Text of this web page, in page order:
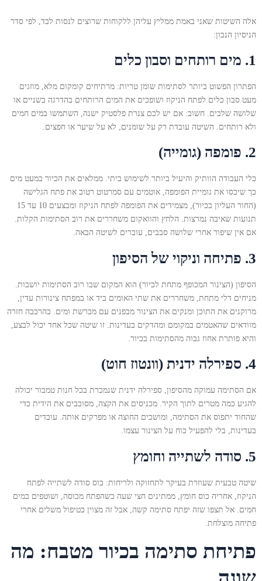
אלה השיטות שאני באמת ממליץ עליהן ללקוחות שרוצים לנסות לבד, לפי סדר
הניסיון הנכון:
1. מים רותחים וסבון כלים
הפתרון הפשוט ביותר לסתימות שומן טריות: מרתיחים קומקום מלא, מוזגים
מעט סבון כלים לפתח הניקוז ושופכים את המים הרותחים בהדרגה בשניים או
שלושה שלבים. חשוב: אם יש לכם צנרת פלסטיק ישנה, השתמשו במים חמים
ולא רותחים. השיטה עובדת רק על שומנים, לא על שיער או חפצים.
2. פומפה (גומייה)
כלי העבודה הוותיק והיעיל ביותר לשימוש ביתי. ממלאים את הכיור במעט מים
כך שיכסו את גומיית הפומפה, אוטמים עם סמרטוט רטוב את פתח הגלישה
(החור העליון בכיור), מצמידים את הפומפה לפתח הניקוז ומבצעים 10 עד 15
תנועות שאיבה נמרצות. הלחץ והוואקום משחררים את רוב הסתימות הקלות.
אם אין שיפור אחרי שלושה סבבים, עוברים לשיטה הבאה.
3. פתיחה וניקוי של הסיפון
הסיפון (הצינור המכופף מתחת לכיור) הוא המקום שבו רוב הסתימות יושבות.
מניחים דלי מתחת, משחררים את שתי האומים ביד או במפתח צינורות עדין,
מרוקנים את התוכן ומנקים את הצינור מבפנים עם מברשת ומים. בהרכבה חזרה
מוודאים שהאטמים במקומם ומהדקים בעדינות. זו שיטה שכל אחד יכול לבצע,
והיא פותרת אחוז גבוה מהסתימות בכיור.
4. ספירלה ידנית (וונטוז חוט)
אם הסתימה עמוקה מהסיפון, ספירלה ידנית שנמכרת בכל חנות טמבור יכולה
להגיע כמה מטרים לתוך הקיר. מכניסים את הקצה, מסובבים את הידית כדי
שהחוד יתפוס את הסתימה, ומושכים החוצה או מפרקים אותה. עובדים
בעדינות, בלי להפעיל כוח על הצינור עצמו.
5. סודה לשתייה וחומץ
שיטה טבעית שעוזרת בעיקר לתחזוקה ולריחות: כוס סודה לשתייה לפתח
הניקוז, אחריה כוס חומץ, ממתינים חצי שעה כשהפתח מכוסה, ושוטפים במים
חמים. אל תצפו שזה יפתח סתימה קשה, אבל זה מצוין כטיפול משלים אחרי
פתיחה מוצלחת.
פתיחת סתימה בכיור מטבח: מה